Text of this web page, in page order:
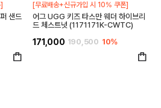
샌드
[무료배송+신규가입 시 10% 쿠폰]
어그 UGG 키즈 타스만 웨더 하이브리
드 체스트넛 (1171171K-CWTC)
171,000 190,500 10%